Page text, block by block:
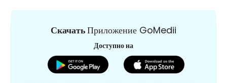
СкачатьПриложение GoMedii
Доступно на